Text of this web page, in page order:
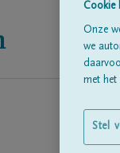
Cookie
Onze
we
met het
Stel